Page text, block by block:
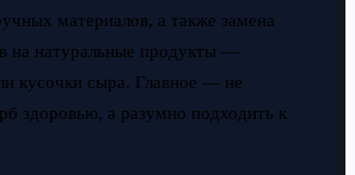
материалов, а также замена
на натуральные продукты —
кусочки сыра. Главное — не
здоровью, а разумно подходить к